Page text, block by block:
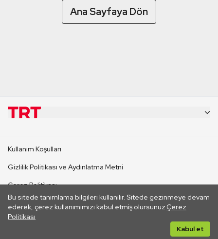
Ana Sayfaya Dön
Bu sitede tanımlama bilgileri kullanılır. Sitede gezinmeye devam
ederek, çerez kullanımımızı kabul etmiş olursunuz.Çerez
Politikası
Kabul et
CANLI YAYINLAR
Kullanım Koşulları
Gizlilik Politikası ve Aydınlatma Metni
Çerez Politikası
İletişim
Her hakkı saklıdır. ©2026 TRT. Bağlantı yoluyla gidilen dış